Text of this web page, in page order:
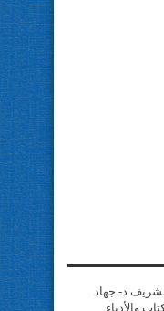
د- جهاد
والأدباء